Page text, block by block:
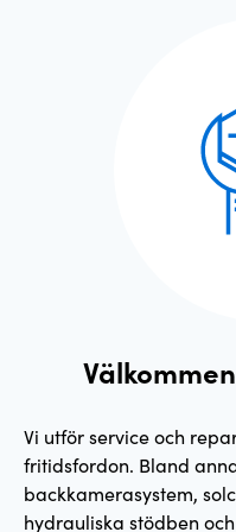
Vi utför service och
fritidsfordon. Bland
backkamerasystem,
hydrauliska stödben